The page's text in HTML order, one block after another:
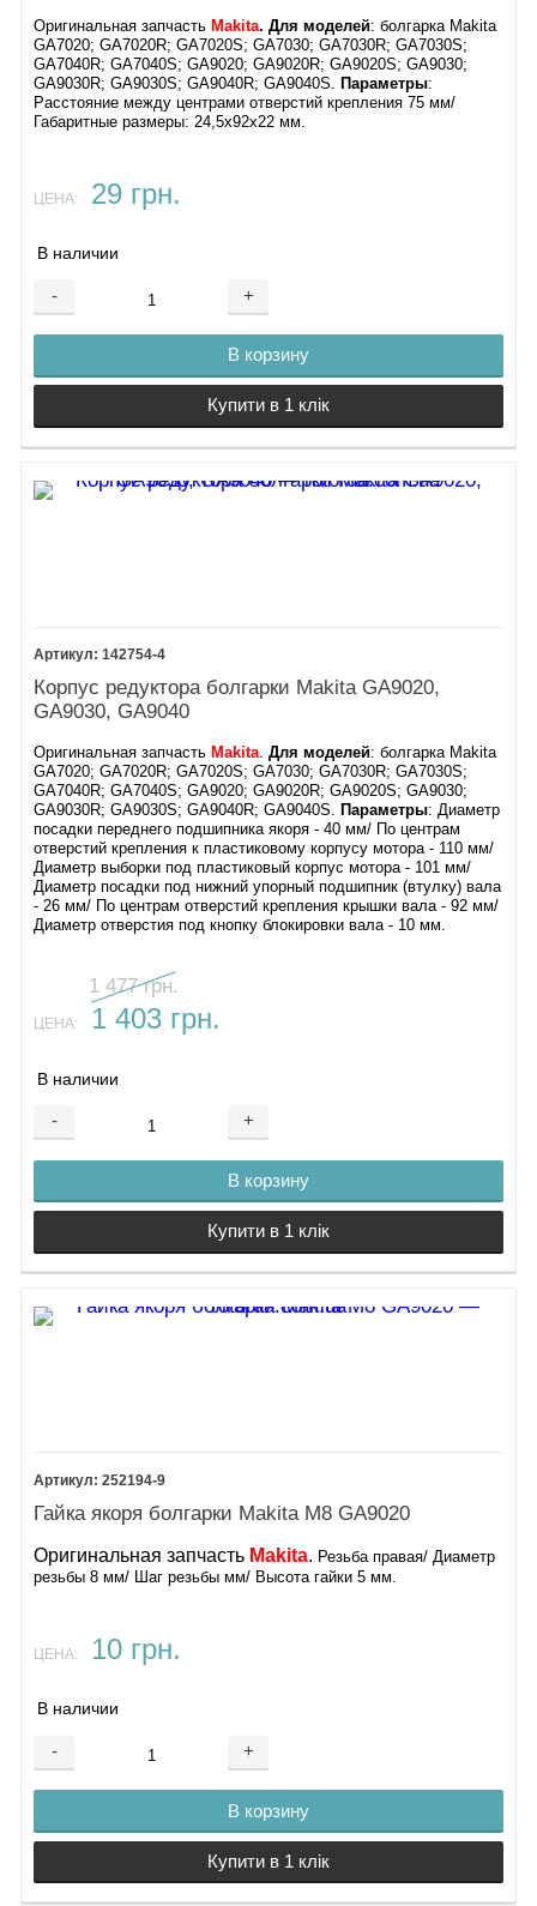
Оригинальная запчасть Makita. Для моделей: болгарка Makita
GA7020; GA7020R; GA7020S; GA7030; GA7030R; GA7030S;
GA7040R; GA7040S; GA9020; GA9020R; GA9020S; GA9030;
GA9030R; GA9030S; GA9040R; GA9040S. Параметры:
Расстояние между центрами отверстий крепления 75 мм/
Габаритные размеры: 24,5х92х22 мм.
ЦЕНА: 29 грн.
В наличии
- +
В корзину
Купити в 1 клік
142754-4
Корпус редуктора болгарки Makita GA9020,
GA9030, GA9040
Оригинальная запчасть Makita .Для моделей: болгарка Makita
GA7020; GA7020R; GA7020S; GA7030; GA7030R; GA7030S;
GA7040R; GA7040S; GA9020; GA9020R; GA9020S; GA9030;
GA9030R; GA9030S; GA9040R; GA9040S.
Параметры: Диаметр
посадки переднего подшипника якоря - 40 мм/ По центрам
отверстий крепления к пластиковому корпусу мотора - 110 мм/
Диаметр выборки под пластиковый корпус мотора - 101 мм/
Диаметр посадки под нижний упорный подшипник (втулку) вала
- 26 мм/ По центрам отверстий крепления крышки вала - 92 мм/
Диаметр отверстия под кнопку блокировки вала - 10 мм.
1 477 грн.
ЦЕНА: 1 403 грн.
В наличии
- +
В корзину
Купити в 1 клік
252194-9
Гайка якоря болгарки Makita М8 GA9020
Оригинальная запчасть Makita. Резьба правая/ Диаметр
резьбы 8 мм/ Шаг резьбы мм/ Высота гайки 5 мм.
ЦЕНА: 10 грн.
В наличии
- +
В корзину
Купити в 1 клік